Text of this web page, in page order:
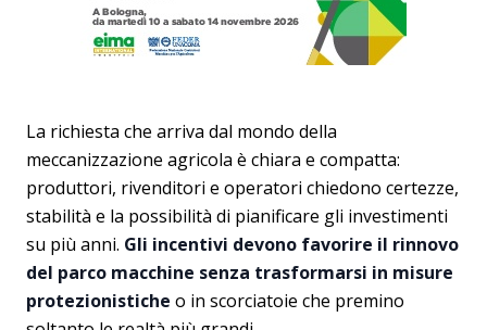
La richiesta che arriva dal mondo della
meccanizzazione agricola è chiara e compatta:
produttori, rivenditori e operatori chiedono certezze,
stabilità e la possibilità di pianificare gli investimenti
su più anni. Gli incentivi devono favorire il rinnovo
del parco macchine senza trasformarsi in misure
protezionistiche o in scorciatoie che premino